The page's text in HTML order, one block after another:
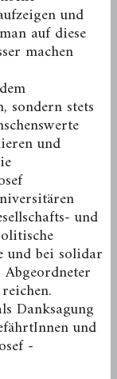
und
auf diese
machen
sondern stets
und
und
und bei solidar
Danksagung
und